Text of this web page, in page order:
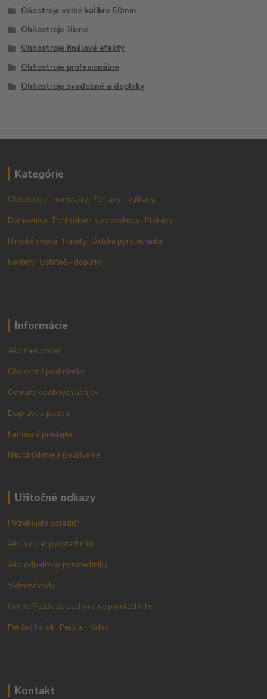
Oňostroje veľké kalibre 50mm
Ohňostroje šikmé
Ohňostroje finálové efekty
Ohňostroje profesionálne
Ohňostroje svadobné a doplnky
Kategórie
Ohňostroje - kompakty, Fontány - vulkány,
Dymovnice, Pochodne - stroboskopy, Prskavy,
Rímské sviece, Rakety, Detská pyrotechnika,
Konfety, Ostatné - doplnky
Informácie
Ako nakupovať
Obchodné podmienky
Ochrana osobných údajov
Doprava a platba
Kamenná predajňa
Nadobúdanie a používanie
Užitočné odkazy
Potrebujete poradiť?
Ako vybrať pyrotechniku
Ako odpaľovať pyrotechniku
Videonávody
Online Petícia za zachonanie pyrotechniky
Petičný hárok Petícia - video
Kontakt